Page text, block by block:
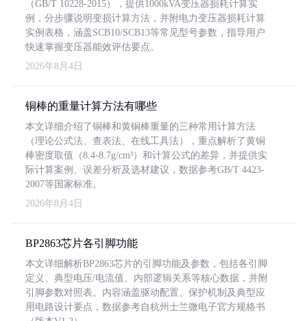
（GB/T 10228-2015），提供1000kVA变压器损耗计算实
例，分步骤说明变损计算方法，并附电力变压器损耗计算
实例表格，涵盖SCB10/SCB13等常见型号参数，指导用户
快速掌握变压器能效评估要点。
2026年8月4日
铜棒的重量计算方法有哪些
本文详细介绍了铜棒和黄铜棒重量的三种常用计算方法
（理论公式法、查表法、在线工具法），重点解析了黄铜
棒密度取值（8.4-8.7g/cm³）和计算公式的差异，并提供实
际计算案例、误差分析及选材建议，数据参考GB/T 4423-
2007等国家标准。
2026年8月4日
BP2863芯片各引脚功能
本文详细解析BP2863芯片的引脚功能及参数，包括各引脚
定义、典型电压/电流值、内部逻辑关系等核心数据，并附
引脚参数对照表。内容涵盖驱动配置、保护机制及典型应
用电路设计要点，数据参考自杭州士兰微电子官方规格书